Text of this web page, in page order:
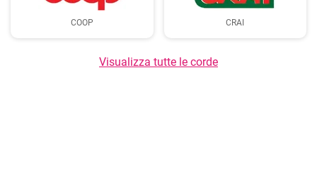
COOP CRAI
Visualizza tutte le corde